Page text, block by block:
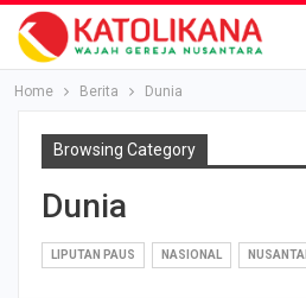
Home Berita Dunia
Browsing Category
Dunia
LIPUTAN PAUS NASIONAL